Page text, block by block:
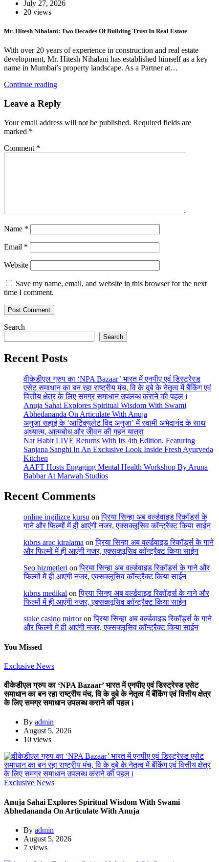
July 27, 2026
20 views
Mr. Hitesh Nihalani: Two Decades Of Building Trust In Real Estate
With over 20 years of experience in construction and real estate
development, Mr. Hitesh Nihalani has established himself as a key
name in Mumbai’s property landscape. As a Partner at…
Continue reading
Leave a Reply
Your email address will not be published. Required fields are
marked *
Comment *
Name *
Email *
Website
Save my name, email, and website in this browser for the next
time I comment.
Search
Search
Recent Posts
वीकेडीएल ग्रुप का ‘NPA Bazaar’ भारत में एनपीए एवं डिस्ट्रेस्ड
एसेट समाधान का बन रहा राष्ट्रीय मंच, वि के दुबे के नेतृत्व में बैंकिंग एवं
वित्तीय क्षेत्र के लिए समग्र समाधान उपलब्ध कराने की पहल i
Anuja Sahai Explores Spiritual Wisdom With Swami
Abhedananda On Articulate With Anuja
अनुजा सहाई के ‘आर्टिक्युलेट विद अनुजा’ में स्वामी अभेदानंद के साथ
अध्यात्म, आत्मबोध और जीवन की गहन यात्रा
Nat Habit LIVE Returns With Its 4th Edition, Featuring
Sanjana Sanghi In An Exclusive Look Inside Fresh Ayurveda
Kitchen
AAFT Hosts Engaging Mental Health Workshop By Aruna
Babbar At Marwah Studios
Recent Comments
online ingilizce kursu onप्रिया सिन्हा अब वर्ल्डवाइड रिकॉर्ड्स के
गाने और फिल्मों में ही आएंगी नजर, एक्सक्लूसिव कॉन्ट्रैक्ट किया साईन
kıbrıs araç kiralama onप्रिया सिन्हा अब वर्ल्डवाइड रिकॉर्ड्स के गाने
और फिल्मों में ही आएंगी नजर, एक्सक्लूसिव कॉन्ट्रैक्ट किया साईन
Seo hizmetleri onप्रिया सिन्हा अब वर्ल्डवाइड रिकॉर्ड्स के गाने और
फिल्मों में ही आएंगी नजर, एक्सक्लूसिव कॉन्ट्रैक्ट किया साईन
kıbrıs medikal onप्रिया सिन्हा अब वर्ल्डवाइड रिकॉर्ड्स के गाने और
फिल्मों में ही आएंगी नजर, एक्सक्लूसिव कॉन्ट्रैक्ट किया साईन
stake casino mirroronप्रिया सिन्हा अब वर्ल्डवाइड रिकॉर्ड्स के गाने
और फिल्मों में ही आएंगी नजर, एक्सक्लूसिव कॉन्ट्रैक्ट किया साईन
You Missed
Exclusive News
वीकेडीएल ग्रुप का ‘NPA Bazaar’ भारत में एनपीए एवं डिस्ट्रेस्ड एसेट
समाधान का बन रहा राष्ट्रीय मंच, वि के दुबे के नेतृत्व में बैंकिंग एवं वित्तीय क्षेत्र
के लिए समग्र समाधान उपलब्ध कराने की पहल i
By admin
August 5, 2026
10 views
Exclusive News
Anuja Sahai Explores Spiritual Wisdom With Swami
Abhedananda On Articulate With Anuja
By admin
August 5, 2026
7 views